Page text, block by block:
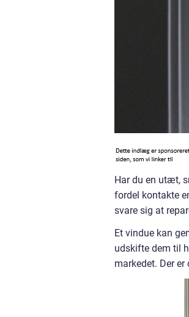
Har du en utæt,
fordel kontakte
svare sig at
Et vindue kan
udskifte dem til
markedet. Der